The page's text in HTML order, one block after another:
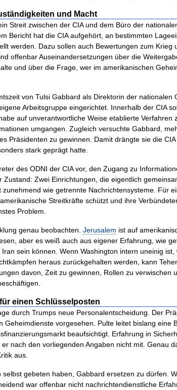
und Macht
Streit zwischen der CIA und dem Büro der
Bericht hat die CIA aufgehört, an bestimmten
werden. Dazu sollen auch Bewertungen zum Krieg
offenbar Auseinandersetzungen über die
und über die Frage, wer im amerikanischen
von Tulsi Gabbard als Direktorin der nationalen
Arbeitsgruppe eingerichtet. Innerhalb der CIA
auf unverantwortliche Weise etablierte Verfahren
umgangen. Zugleich versuchte Gabbard,
Präsidenten zu gewinnen. Damit drängte sie die
stark geprägt hatte.
des ODNI der CIA vor, den Zugang zu
Zustand: Zwei Einrichtungen, die eigentlich
wie getrennte Nachrichtensysteme. Für
Streitkräfte schützt und ihre
Problem.
genau beobachten.Jerusalem ist auf
aber es weiß auch aus eigener Erfahrung, wie
sein können. Wenn Washington intern uneinig
heraus zurückgehalten werden, kann
davon, Zeit zu gewinnen, Rollen zu verwischen
einen Schlüsselposten
durch Trumps neue Personalentscheidung. Der
Geheimdienste vorgesehen. Pulte leitet bislang eine
beaufsichtigt. Erfahrung in
nach den vorliegenden Angaben nicht mit. Genau
aus.
selbst gebeten haben, Gabbard ersetzen zu dürfen.
war offenbar nicht nachrichtendienstliche